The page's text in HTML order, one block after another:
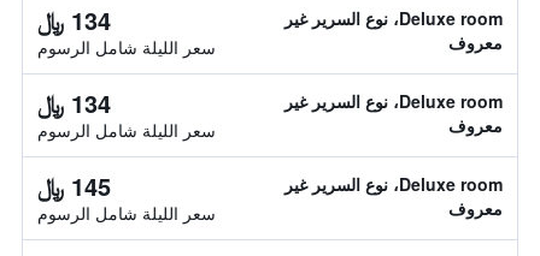
Deluxe room، نوع السرير غير
معروف
134 ﷼
سعر الليلة شامل الرسوم
Deluxe room، نوع السرير غير
معروف
134 ﷼
سعر الليلة شامل الرسوم
Deluxe room، نوع السرير غير
معروف
145 ﷼
سعر الليلة شامل الرسوم